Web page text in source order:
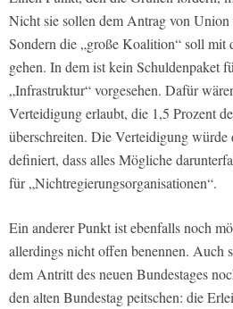
Nicht sie sollen dem Antrag von
Sondern die „große Koalition“ soll mit
gehen. In dem ist kein Schuldenpaket
„Infrastruktur“ vorgesehen. Dafür
Verteidigung erlaubt, die 1,5 Prozent
überschreiten. Die Verteidigung würde
definiert, dass alles Mögliche
für „Nichtregierungsorganisationen“.
Ein anderer Punkt ist ebenfalls noch
allerdings nicht offen benennen. Auch
dem Antritt des neuen Bundestages
den alten Bundestag peitschen: die